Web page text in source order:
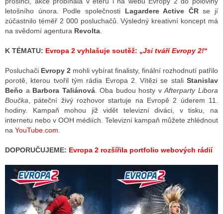
VYSÍLAČE
INTERNET
RÁDIA
STRÁNKY RÁDIÍ
STRÁNKY TV
TISK
letošního února. Podle společnosti Lagardere Active ČRse jí
zúčastnilo téměř 2 000 posluchačů. Výsledný kreativní koncept má
na svědomí agentura Revolta
K TÉMATU: Evropa 2 vyhlašuje soutěž: „Jsi tváří Evropy 2!“
Posluchači Evropy 2 mohli vybírat finalisty, finální rozhodnutí patřilo
porotě, kterou tvořil tým rádia Evropa 2. Vítězi se stali Stanislav
Beňo a Barbora Taliánová. Oba budou hosty vAfterparty Libora
Boučka , páteční živý rozhovor startuje na Evropě 2 úderem 11.
hodiny. Kampaň mohou již vidět televizní diváci, v tisku, na
internetu nebo v OOH médiích. Televizní kampaň můžete zhlédnout
na YouTube.com
DOPORUČUJEME: Evropa 2 rozšířila portfolio webových rádií